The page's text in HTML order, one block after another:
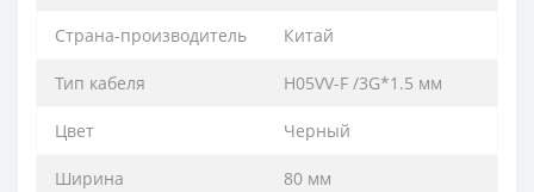
Страна-производитель Китай
Тип кабеля H05VV-F /3G*1.5 мм
Цвет Черный
Ширина 80 мм